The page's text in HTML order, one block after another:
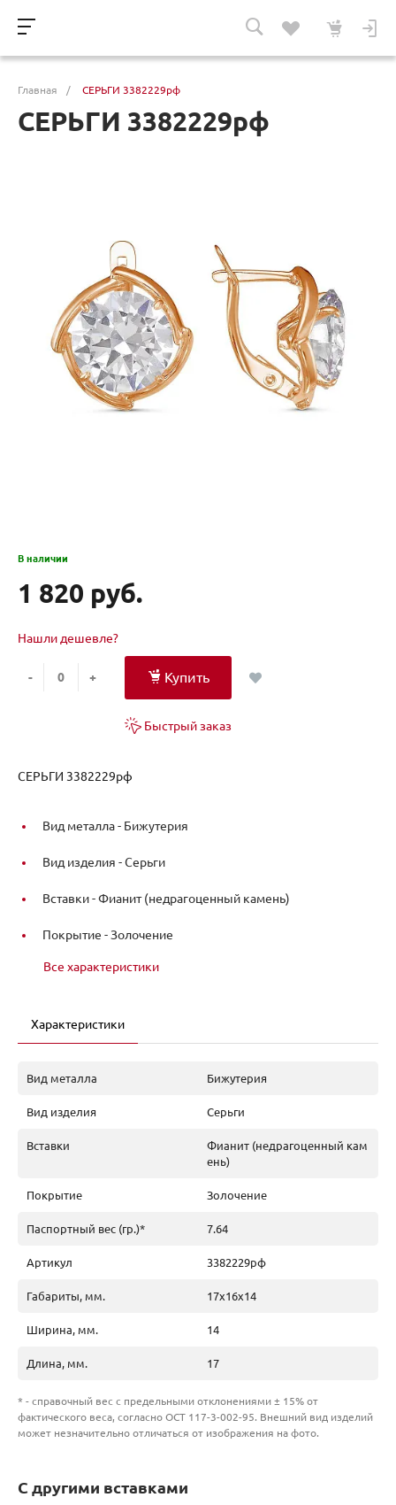
Главная / СЕРЬГИ 3382229рф
СЕРЬГИ 3382229рф
В наличии
1 820 руб.
Нашли дешевле?
- + Купить
Быстрый заказ
СЕРЬГИ 3382229рф
Вид металла - Бижутерия
Вид изделия -Серьги
Вставки -Фианит (недрагоценный камень)
Покрытие -Золочение
Все характеристики
Характеристики
Вид металла Бижутерия
Вид изделия Серьги
Вставки
Фианит (недрагоценный кам
ень)
Покрытие Золочение
Паспортный вес (гр.)* 7.64
Артикул 3382229рф
Габариты, мм. 17х16х14
Ширина, мм. 14
Длина, мм. 17
* - справочный вес с предельными отклонениями ± 15% от
фактического веса, согласно ОСТ 117-3-002-95. Внешний вид изделий
может незначительно отличаться от изображения на фото.
С другими вставками